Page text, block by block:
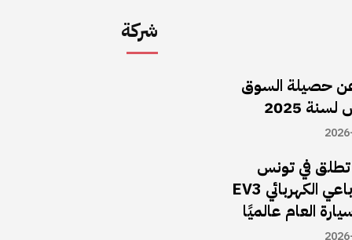
شركة
حصيلة السوق
2025
تطلق في تونس
سيارة الـدفع الرباعي الكهربائي EV3
العام عالميًا